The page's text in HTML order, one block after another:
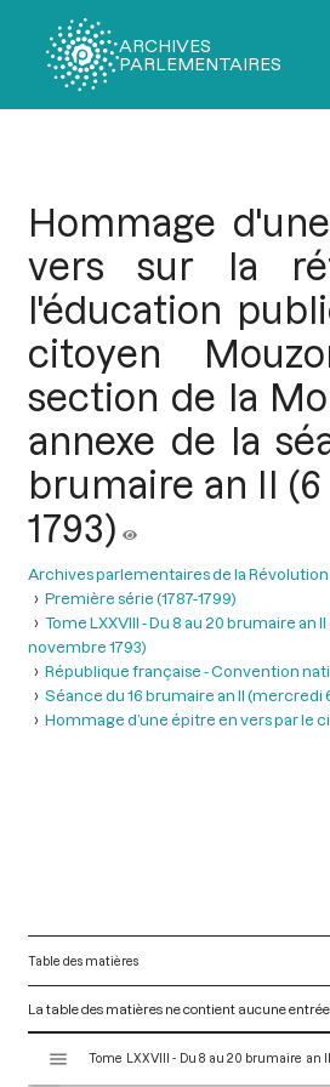
ARCHIVES
PARLEMENTAIRES
Hommage
vers sur la
l'éducation
citoyen
section de la
annexe de la
brumaire an II
1793)
Archives parlementaires de la Révolution
Première série (1787-1799)
Tome LXXVIII - Du 8 au 20 brumaire an
novembre 1793)
République française - Convention
Séance du 16 brumaire an II (mercredi
Hommage d’une épitre en vers par le
Table des matières
La table des matières ne contient aucune entrée.